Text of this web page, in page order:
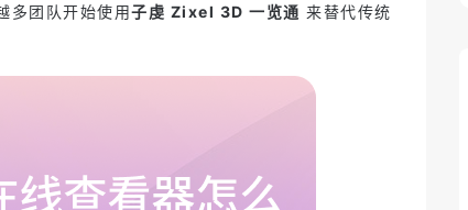
多团队开始使用子虔 Zixel 3D 一览通 来替代传统
Zixel 云原生 CAD 适合谁用？制造